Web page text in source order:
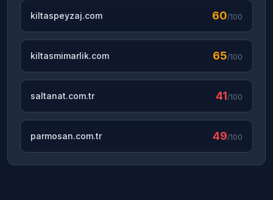
kiltaspeyzaj.com 60/100
kiltasmimarlik.com 65/100
saltanat.com.tr 41/100
parmosan.com.tr 49/100